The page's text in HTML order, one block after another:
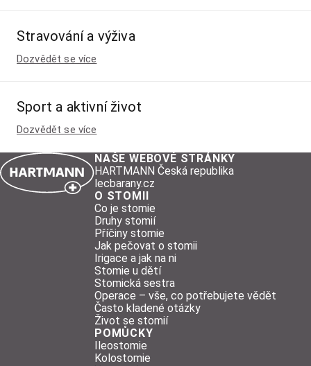
Stravování a výživa
Dozvědět se více
Sport a aktivní život
Dozvědět se více
NAŠE WEBOVÉ STRÁNKY
HARTMANN Česká republika
lecbarany.cz
O STOMII
Co je stomie
Druhy stomií
Příčiny stomie
Jak pečovat o stomii
Irigace a jak na ni
Stomie u dětí
Stomická sestra
Operace – vše, co potřebujete vědět
Často kladené otázky
Život se stomií
POMŮCKY
Ileostomie
Kolostomie